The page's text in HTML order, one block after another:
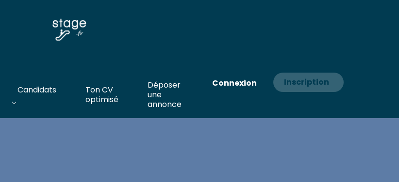
Connexion Inscription
Candidats
Ton CV
optimisé
Déposer
une
annonce